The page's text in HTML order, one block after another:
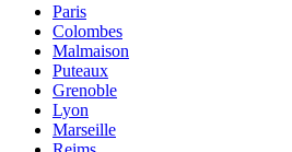
Paris
Colombes
Malmaison
Puteaux
Grenoble
Lyon
Marseille